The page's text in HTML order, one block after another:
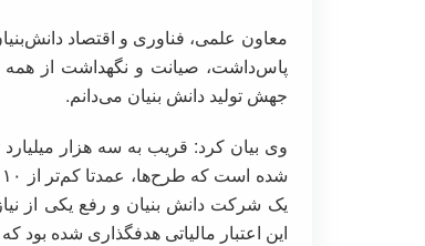
پاس‌داشت، صیانت و نگهداشت از همه
جهش تولید دانش بنیان می‌دانم.
وی بیان کرد: قریب به سه هزار
این اعتبار مالیاتی هدفگذاری شده بود که امسال این